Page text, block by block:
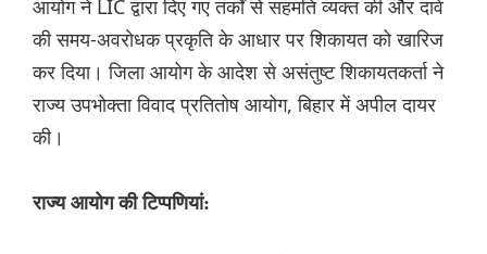
आयोग ने LIC द्वारा दिए गए तर्कों से सहमति व्यक्त की और दावे
की समय-अवरोधक प्रकृति के आधार पर शिकायत को खारिज
कर दिया। जिला आयोग के आदेश से असंतुष्ट शिकायतकर्ता ने
राज्य उपभोक्ता विवाद प्रतितोष आयोग, बिहार में अपील दायर
की।
राज्य आयोग की टिप्पणियां: